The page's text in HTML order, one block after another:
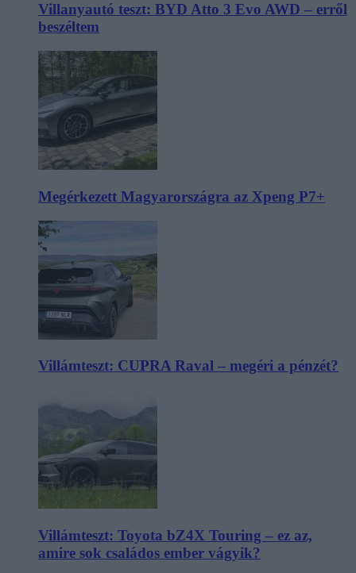
Villanyautó teszt: BYD Atto 3 Evo AWD – erről
beszéltem
Megérkezett Magyarországra az Xpeng P7+
Villámteszt: CUPRA Raval – megéri a pénzét?
Villámteszt: Toyota bZ4X Touring – ez az,
amire sok családos ember vágyik?